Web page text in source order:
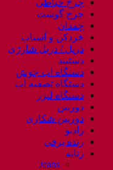
چرخ گوشت
چمدان
خردکن و آسیاب
دریل / دریل شارژی
دستبند
دستگاه اب جوش
دستگاه تصفیه اب
دستگاه لیزر
دوربین
دوربین شکاری
رادیو
رنده برقی
زنانه
Jeans